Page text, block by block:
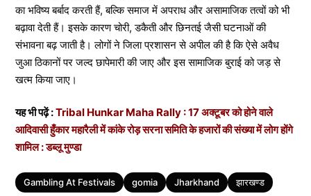
का भविष्य बर्बाद करती हैं, बल्कि समाज में अपराध और असामाजिक तत्वों को भी
बढ़ावा देती हैं। इसके कारण चोरी, डकैती और छिनतई जैसी घटनाओं की
संभावना बढ़ जाती है। लोगों ने जिला प्रशासन से अपील की है कि ऐसे अवैध
जुआ ठिकानों पर जल्द छापेमारी की जाए और इस सामाजिक बुराई को जड़ से
खत्म किया जाए।
यह भी पढ़ें :Tribal Hunkar Maha Rally : 17 अक्टूबर को होने वाले
आदिवासी हुँकार महारैली में कांके रोड़ सरना समिति के हजारों की संख्या में लोग होंगे
शामिल : डब्लू मुण्डा
Tags
Gambling At Festivals gomia Jharkhand झारखण्ड